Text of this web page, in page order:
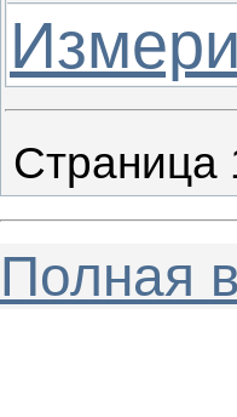
Страница
Полная